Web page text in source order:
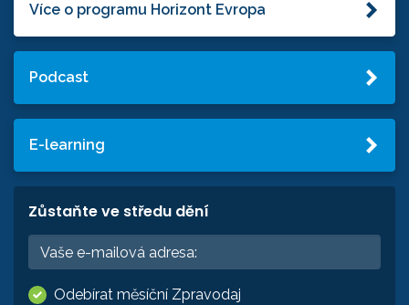
Více o programu Horizont Evropa
Podcast
E-learning
Zůstaňte ve středu dění
Odebírat měsíční Zpravodaj